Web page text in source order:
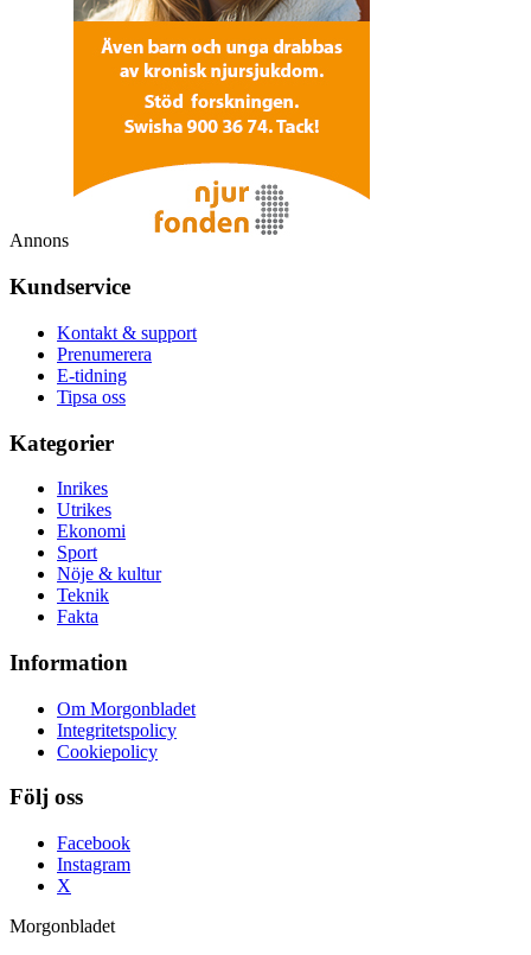
Annons
Kundservice
Kontakt & support
Prenumerera
E-tidning
Tipsa oss
Kategorier
Inrikes
Utrikes
Ekonomi
Sport
Nöje & kultur
Teknik
Fakta
Information
Om Morgonbladet
Integritetspolicy
Cookiepolicy
Följ oss
Facebook
Instagram
X
Morgonbladet